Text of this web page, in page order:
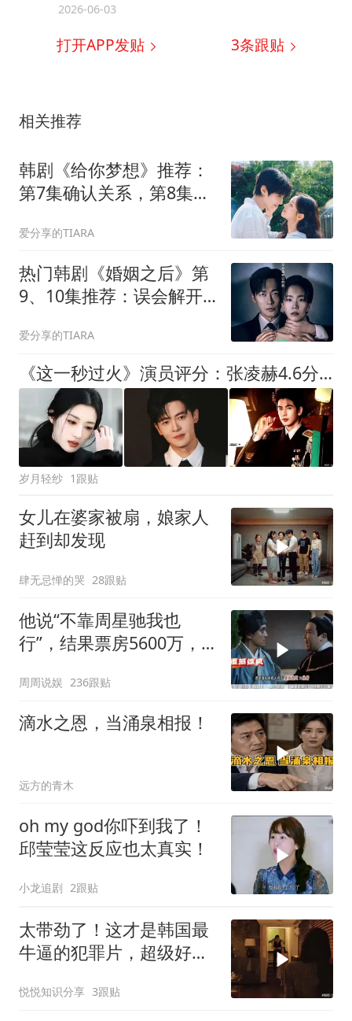
2026-06-03
打开APP发贴 3条跟贴
相关推荐
韩剧《给你梦想》推荐：
第7集确认关系，第8集身
爱分享的TIARA
热门韩剧《婚姻之后》第
9、10集推荐：误会解开
爱分享的TIARA
《这一秒过火》演员评分：张凌赫4.6分排第五，第一实至名归
岁月轻纱 1跟贴
女儿在婆家被扇，娘家人
赶到却发现
肆无忌惮的哭 28跟贴
他说“不靠周星驰我也
行”，结果票房5600万，
周周说娱 236跟贴
滴水之恩，当涌泉相报！
远方的青木
oh my god你吓到我了！
邱莹莹这反应也太真实！
小龙追剧 2跟贴
太带劲了！这才是韩国最
牛逼的犯罪片，超级好
悦悦知识分享 3跟贴